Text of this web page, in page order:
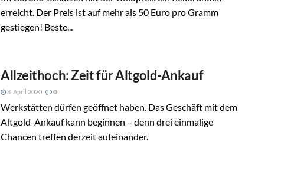
erreicht. Der Preis ist auf mehr als 50 Euro pro Gramm
gestiegen! Beste...
Allzeithoch: Zeit für Altgold-Ankauf
8. April 2020 0
Werkstätten dürfen geöffnet haben. Das Geschäft mit dem
Altgold-Ankauf kann beginnen – denn drei einmalige
Chancen treffen derzeit aufeinander.